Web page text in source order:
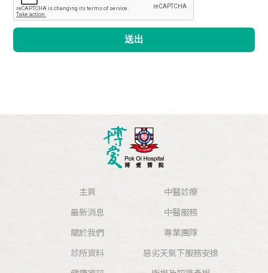
送出
主頁
最新消息
關於我們
中醫診療
中醫服務
專業團隊
診所資料
惡劣天氣下服務安排